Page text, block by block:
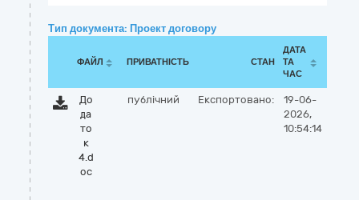
Тип документа: Проект договору
ФАЙЛ ПРИВАТНІСТЬ СТАН
ДАТА
ТА
ЧАС
До
да
то
к
4.d
oc
публічний Експортовано:
19-06-
2026,
10:54:14